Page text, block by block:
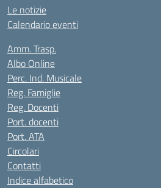
Le notizie
Calendario eventi
Amm. Trasp.
Albo Online
Perc. Ind. Musicale
Reg. Famiglie
Reg. Docenti
Port. docenti
Port. ATA
Circolari
Contatti
Indice alfabetico